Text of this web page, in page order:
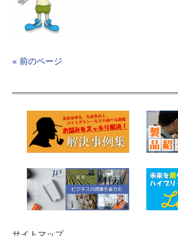
« 前のページ